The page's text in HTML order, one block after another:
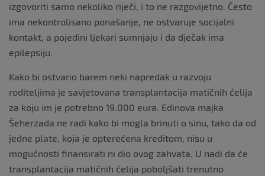
izgovoriti samo nekoliko riječi, i to ne razgovijetno. Često
ima nekontrolisano ponašanje, ne ostvaruje socijalni
kontakt, a pojedini ljekari sumnjaju i da dječak ima
epilepsiju.
Kako bi ostvario barem neki napredak u razvoju
roditeljima je savjetovana transplantacija matičnih ćelija
za koju im je potrebno 19.000 eura. Edinova majka
Šeherzada ne radi kako bi mogla brinuti o sinu, tako da od
jedne plate, koja je opterećena kreditom, nisu u
mogućnosti finansirati ni dio ovog zahvata. U nadi da će
transplantacija matičnih ćelija poboljšati trenutno